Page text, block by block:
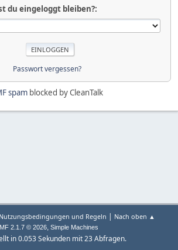
du eingeloggt bleiben?:
Passwort vergessen?
spamblocked by CleanTalk
Nutzungsbedingungen und Regeln | Nach oben ▲
2.1.7 © 2026, Simple Machines
in 0.053 Sekunden mit 23 Abfragen.